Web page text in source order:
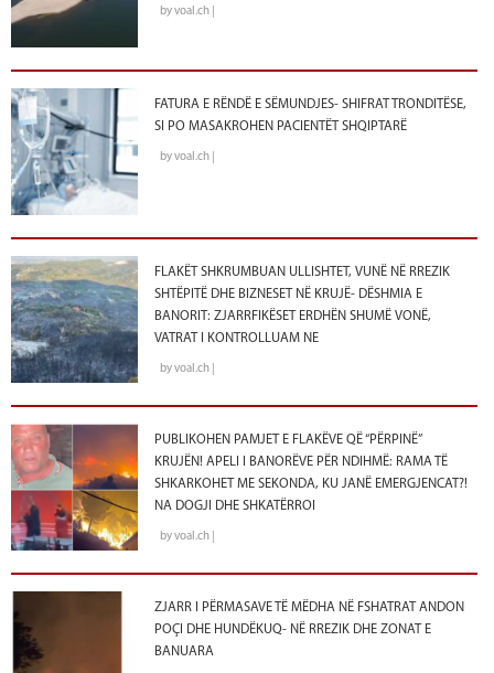
by voal.ch |
FATURA E RËNDË E SËMUNDJES- SHIFRAT TRONDITËSE,
SI PO MASAKROHEN PACIENTËT SHQIPTARË
by voal.ch |
FLAKËT SHKRUMBUAN ULLISHTET, VUNË NË RREZIK
SHTËPITË DHE BIZNESET NË KRUJË- DËSHMIA E
BANORIT: ZJARRFIKËSET ERDHËN SHUMË VONË,
VATRAT I KONTROLLUAM NE
by voal.ch |
PUBLIKOHEN PAMJET E FLAKËVE QË “PËRPINË”
KRUJËN! APELI I BANORËVE PËR NDIHMË: RAMA TË
SHKARKOHET ME SEKONDA, KU JANË EMERGJENCAT?!
NA DOGJI DHE SHKATËRROI
by voal.ch |
ZJARR I PËRMASAVE TË MËDHA NË FSHATRAT ANDON
POÇI DHE HUNDËKUQ- NË RREZIK DHE ZONAT E
BANUARA